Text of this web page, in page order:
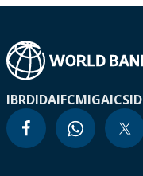
IBRDIDAIFCMIGAICSID